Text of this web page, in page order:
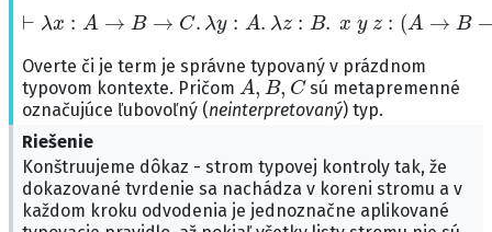
⊢λx A →B → C λy A .λ z :B x y z:
A →B → C → A →B→ C
Overte či je term je správne typovaný v prázdnom
typovom kontexte. Pričom
A,B,C
sú metapremenné
označujúce ľubovoľný (neinterpretovaný) typ.
Riešenie
Konštruujeme dôkaz - strom typovej kontroly tak, že
dokazované tvrdenie sa nachádza v koreni stromu a v
každom kroku odvodenia je jednoznačne aplikované